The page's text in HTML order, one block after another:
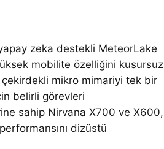
zeka destekli MeteorLake
mobilite özelliğini kusursuz
mikro mimariyi tek bir
belirli görevleri
sahip Nirvana X700 ve X600,
dizüstü